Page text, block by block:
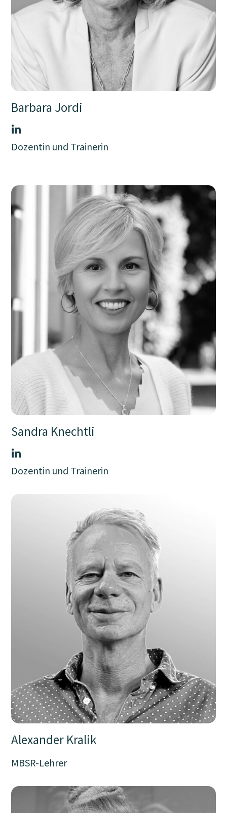
Barbara Jordi
Dozentin und Trainerin
Sandra Knechtli
Dozentin und Trainerin
Alexander Kralik
MBSR-Lehrer